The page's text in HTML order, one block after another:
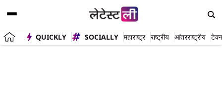
QUICKLY SOCIALLY महाराष्ट्र राष्ट्रीय आंतरराष्ट्रीय